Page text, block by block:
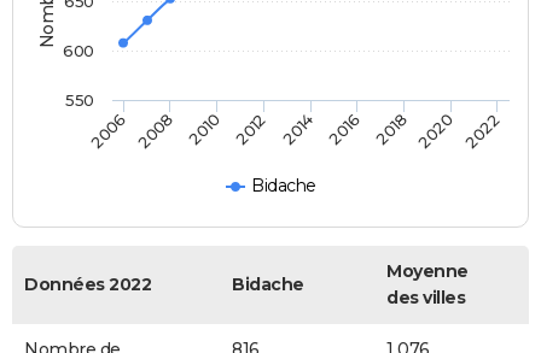
Bidache
2006 2008 2010 2012 2014 2016 2018 2020 2022
550
600
Données 2022 Bidache
Moyenne
des villes